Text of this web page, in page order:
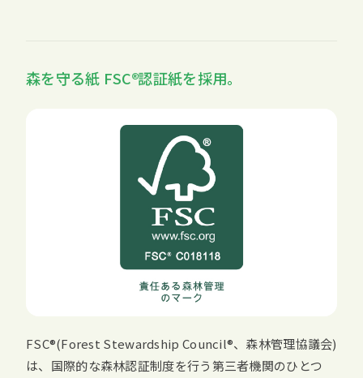
森を守る紙 FSC 認証紙を採用。
FSC (Forest Stewardship Council 、森林管理協議会)
は、国際的な森林認証制度を行う第三者機関のひとつ